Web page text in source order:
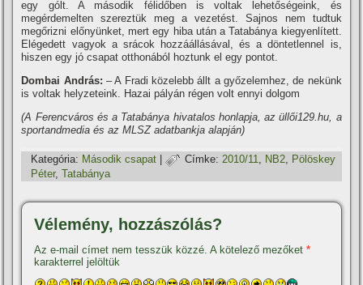
egy gólt. A második félidőben is voltak lehetőségeink, és
megérdemelten szereztük meg a vezetést. Sajnos nem tudtuk
megőrizni előnyünket, mert egy hiba után a Tatabánya kiegyenlí­tett.
Elégedett vagyok a srácok hozzáállásával, és a döntetlennel is,
hiszen egy jó csapat otthonából hoztunk el egy pontot.
Dombai András: – A Fradi közelebb állt a győzelemhez, de nekünk
is voltak helyzeteink. Hazai pályán régen volt ennyi dolgom
(A Ferencváros és a Tatabánya hivatalos honlapja, az üllői129.hu, a
sportandmedia és az MLSZ adatbankja alapján)
Kategória: Második csapat Címke: 2010/11 NB2
Pölöskey
Péter,Tatabánya
Vélemény, hozzászólás?
Az e-mail címet nem tesszük közzé. A kötelező mezőket*
karakterrel jelöltük